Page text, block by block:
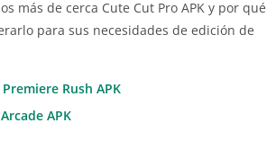
más de cerca Cute Cut Pro APK y por qué
para sus necesidades de edición de
Rush APK
APK